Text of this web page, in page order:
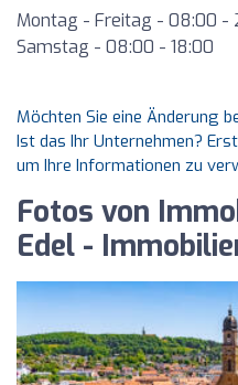
Montag - Freitag - 08:00 -
Samstag - 08:00 - 18:00
Möchten Sie eine Änderung
Ist das Ihr Unternehmen?
um Ihre Informationen zu
Fotos von
Edel -